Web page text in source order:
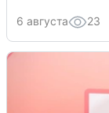
6 августа 23